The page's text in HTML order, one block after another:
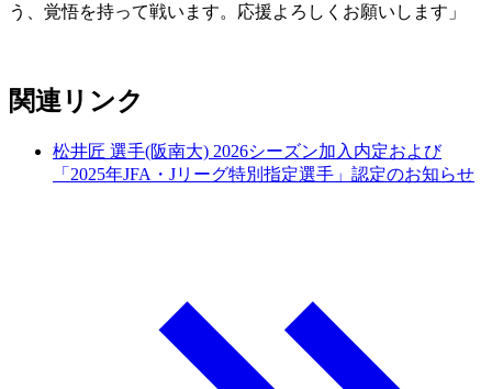
う、覚悟を持って戦います。応援よろしくお願いします」
関連リンク
松井匠 選手(阪南大) 2026シーズン加入内定および
「2025年JFA・Jリーグ特別指定選手」認定のお知らせ